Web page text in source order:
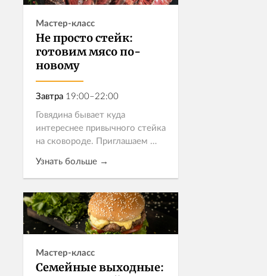
Мастер-класс
Не просто стейк:
готовим мясо по-
новому
Завтра 19:00–22:00
Говядина бывает куда
интереснее привычного стейка
на сковороде. Приглашаем
которых знакомый продукт
раскрывается неожиданно — и
не забудьте оставить место для
десерта.
Узнать больше →
Записаться
Мастер-класс
Семейные выходные: